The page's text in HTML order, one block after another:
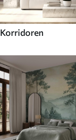
Korridoren